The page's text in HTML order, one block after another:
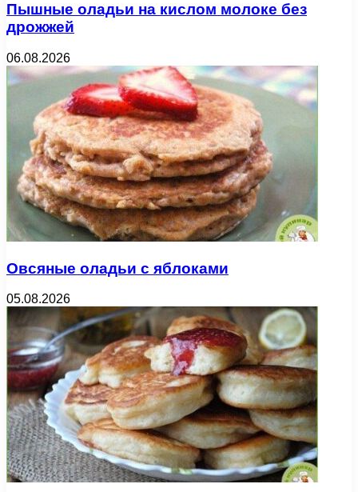
Пышные оладьи на кислом молоке без
дрожжей
06.08.2026
Овсяные оладьи с яблоками
05.08.2026